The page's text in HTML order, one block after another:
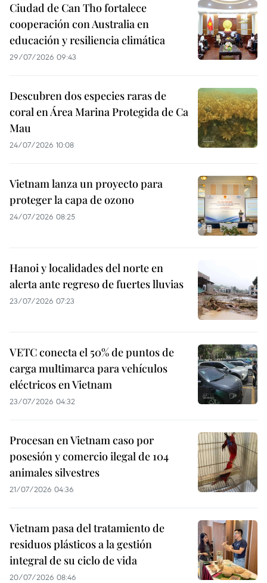
Ciudad de Can Tho fortalece
cooperación con Australia en
educación y resiliencia climática
29/07/2026 09:43
Descubren dos especies raras de
coral en Área Marina Protegida de Ca
Mau
24/07/2026 10:08
Vietnam lanza un proyecto para
proteger la capa de ozono
24/07/2026 08:25
Hanoi y localidades del norte en
alerta ante regreso de fuertes lluvias
23/07/2026 07:23
VETC conecta el 50% de puntos de
carga multimarca para vehículos
eléctricos en Vietnam
23/07/2026 04:32
Procesan en Vietnam caso por
posesión y comercio ilegal de 104
animales silvestres
21/07/2026 04:36
Vietnam pasa del tratamiento de
residuos plásticos a la gestión
integral de su ciclo de vida
20/07/2026 08:46